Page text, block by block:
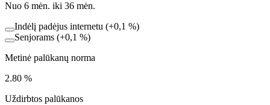
Nuo 6 mėn. iki 36 mėn.
Indėlį padėjus internetu (+0,1 %)
Senjorams (+0,1 %)
Metinė palūkanų norma
2.80 %
Uždirbtos palūkanos